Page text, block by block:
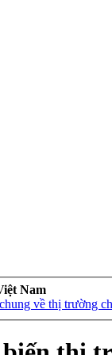
Nam
về thị trường